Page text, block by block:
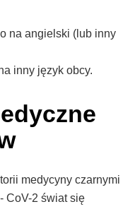
na angielski (lub inny
inny język obcy.
medycyny czarnymi
CoV-2 świat się